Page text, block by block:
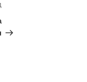
Наступний
запис